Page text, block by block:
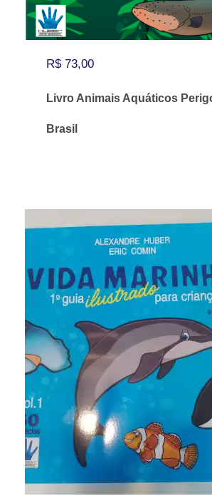
R$73,00
Livro Animais Aquáticos
Brasil